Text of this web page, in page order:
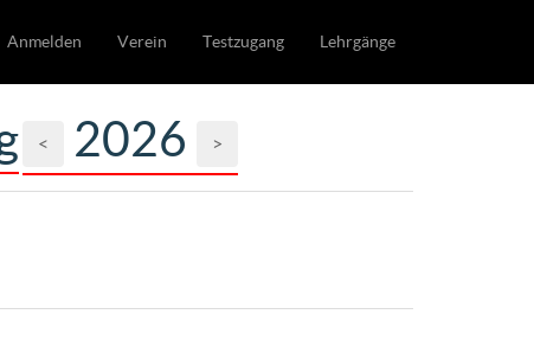
Anmelden Verein Testzugang Lehrgänge
< 2026 >